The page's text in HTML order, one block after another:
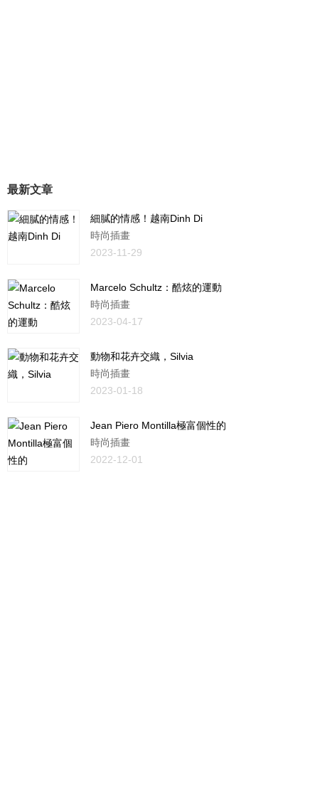
最新文章
細膩的情感！越南Dinh Di
時尚插畫
2023-11-29
Marcelo Schultz：酷炫的運動
時尚插畫
2023-04-17
動物和花卉交織，Silvia
時尚插畫
2023-01-18
Jean Piero Montilla極富個性的
時尚插畫
2022-12-01